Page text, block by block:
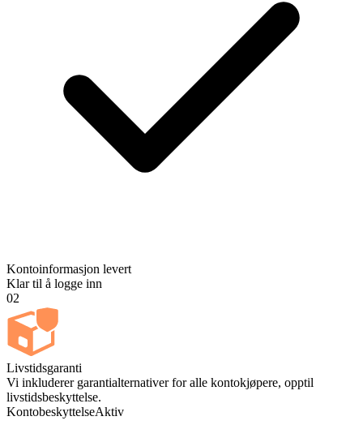
Kontoinformasjon levert
Klar til å logge inn
02
Livstidsgaranti
Vi inkluderer garantialternativer for alle kontokjøpere, opptil
livstidsbeskyttelse.
KontobeskyttelseAktiv